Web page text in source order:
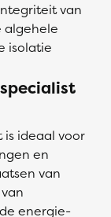
van
algehele
isolatie
is ideaal voor
en
van
energie-